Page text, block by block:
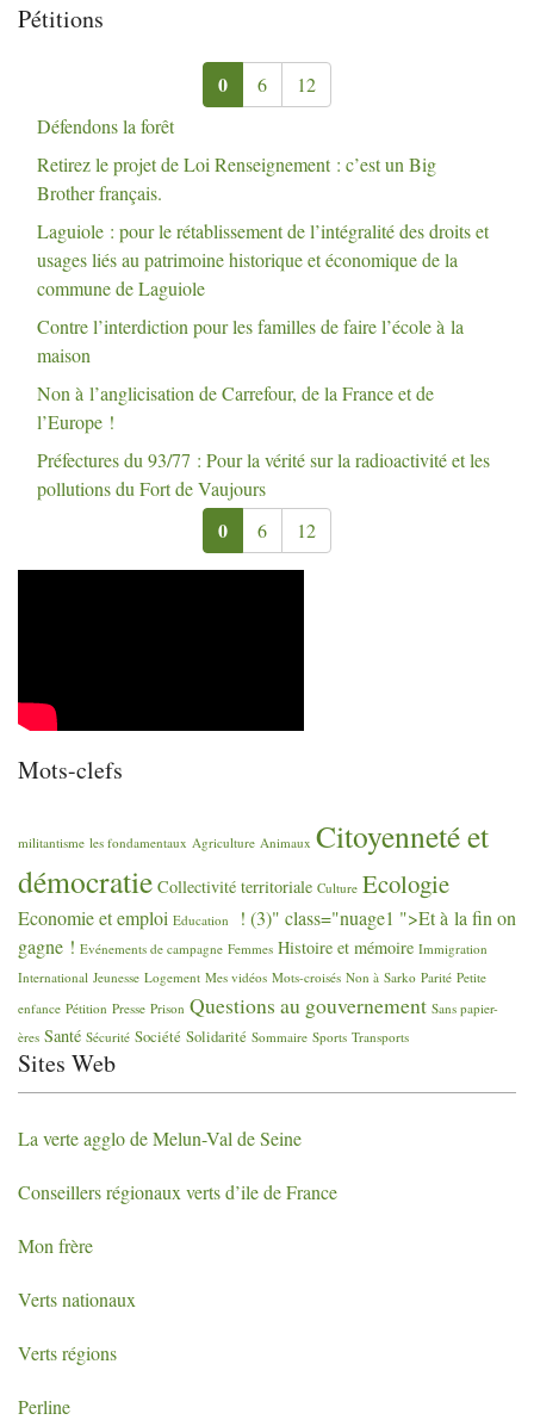
Pétitions
0 6
12
Défendons la forêt
Retirez le projet de Loi Renseignement : c’est un Big
Brother français.
Laguiole : pour le rétablissement de l’intégralité des droits et
usages liés au patrimoine historique et économique de la
commune de Laguiole
Contre l’interdiction pour les familles de faire l’école à la
maison
Non à l’anglicisation de Carrefour, de la France et de
l’Europe !
Préfectures du 93/77 : Pour la vérité sur la radioactivité et les
pollutions du Fort de Vaujours
0 6 12
Mots-clefs
militantisme les fondamentaux Agriculture Animaux Citoyenneté et
démocratie Collectivité territoriale Culture Ecologie
Economie et emploi Education
! (3)" class="nuage1 ">Et à la fin on
gagne ! Evénements de campagne Femmes Histoire et mémoire Immigration
International Jeunesse Logement Mes vidéos Mots-croisés Non à Sarko Parité Petite
enfance Pétition Presse Prison Questions au gouvernement Sans papier-
ères Santé Sécurité Société Solidarité Sommaire Sports Transports
Sites Web
La verte agglo de Melun-Val de Seine
Conseillers régionaux verts d’ile de France
Mon frère
Verts nationaux
Verts régions
Perline